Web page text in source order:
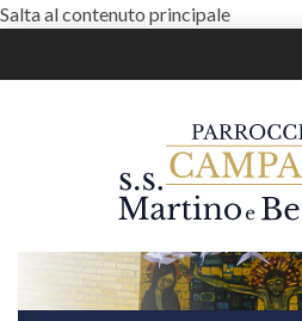
Salta al contenuto principale